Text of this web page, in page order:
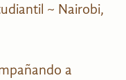
~ Nairobi,
a